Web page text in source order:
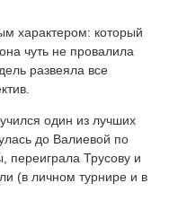
характером: который
чуть не провалила
развеяла все
один из лучших
до Валиевой по
переиграла Трусову и
(в личном турнире и в